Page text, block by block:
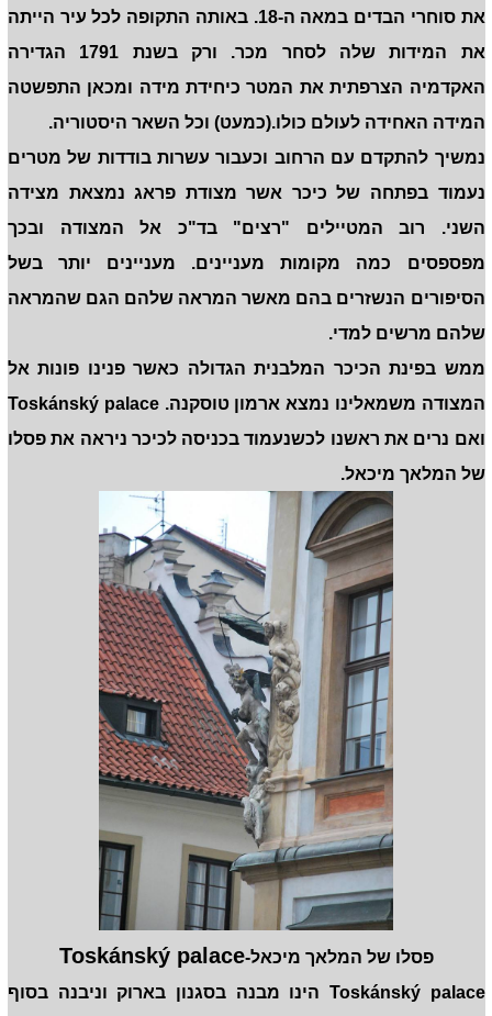
את סוחרי הבדים במאה ה-18. באותה התקופה לכל עיר הייתה
את המידות שלה לסחר מכר. ורק בשנת 1791 הגדירה
האקדמיה הצרפתית את המטר כיחידת מידה ומכאן התפשטה
המידה האחידה לעולם כולו.(כמעט) וכל השאר היסטוריה.
נמשיך להתקדם עם הרחוב וכעבור עשרות בודדות של מטרים
נעמוד בפתחה של כיכר אשר מצודת פראג נמצאת מצידה
השני. רוב המטיילים "רצים" בד"כ אל המצודה ובכך
מפספסים כמה מקומות מעניינים. מעניינים יותר בשל
הסיפורים הנשזרים בהם מאשר המראה שלהם הגם שהמראה
שלהם מרשים למדי.
ממש בפינת הכיכר המלבנית הגדולה כאשר פנינו פונות אל
המצודה משמאלינו נמצא ארמון טוסקנה. Toskánský palace
ואם נרים את ראשנו לכשנעמוד בכניסה לכיכר ניראה את פסלו
של המלאך מיכאל.
פסלו של המלאך מיכאל-Toskánský palace
Toskánský palace הינו מבנה בסגנון בארוק וניבנה בסוף